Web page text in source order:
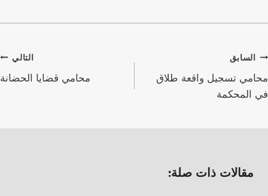
تصفّح
المقالات
السابق
محامي تسجيل واقعة طلاق
في المحكمة
التالي
محامي قضايا الحضانة
مقالات ذات صلة: